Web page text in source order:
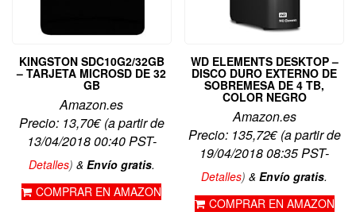
KINGSTON SDC10G2/32GB
– TARJETA MICROSD DE 32
GB
Amazon.es
Precio: 13,70€(a partir de
13/04/2018 00:40 PST-
Detalles) & Envío gratis.
COMPRAR EN AMAZON
WD ELEMENTS DESKTOP –
DISCO DURO EXTERNO DE
SOBREMESA DE 4 TB,
COLOR NEGRO
Amazon.es
Precio: 135,72€(a partir de
19/04/2018 08:35 PST-
Detalles)&Envío gratis.
COMPRAR EN AMAZON